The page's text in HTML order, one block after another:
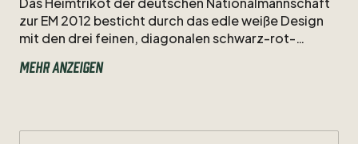
zurEM 2012 besticht durch dasedleweißeDesign
mit den drei feinen, diagonalenschwarz-rot-
Lahm.AlsNummer
bisinsHalbfinaledesTurniersinPolenundder
Mehr anzeigen